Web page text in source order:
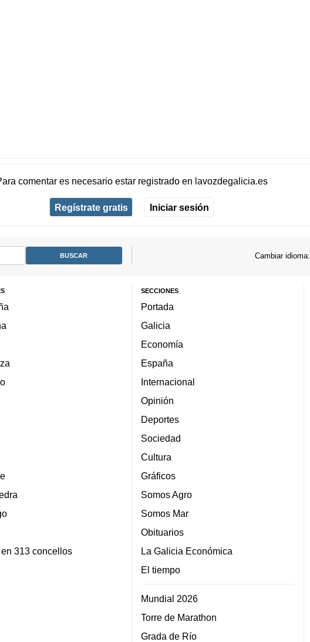
comentar es necesario estar registradoen lavozdegalicia.es
Regístrate gratis Iniciar sesión
Cambiar idioma:
313 concellos
SECCIONES
Portada
Galicia
Economía
España
Internacional
Opinión
Deportes
Sociedad
Cultura
Gráficos
Somos Agro
Somos Mar
Obituarios
La Galicia Económica
El tiempo
Mundial 2026
Torre de Marathon
Grada de Río